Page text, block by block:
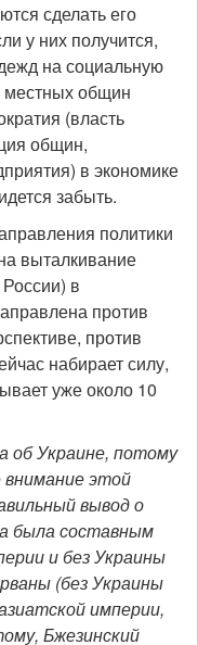
сделать его
у них получится,
на социальную
общин
(власть
общин,
в экономике
забыть.
политики
выталкивание
в
против
против
набирает силу,
уже около 10
об Украине, потому
внимание этой
вывод о
была составным
и без Украины
(без Украины
империи,
Бжезинский